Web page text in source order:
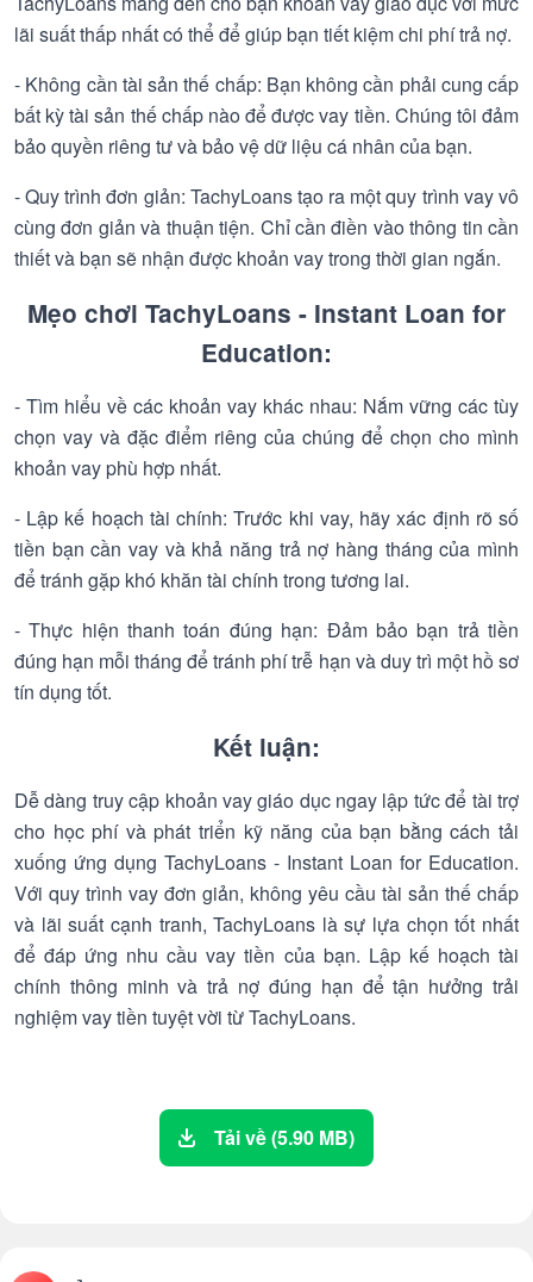
lãi suất thấp nhất có thể để giúp bạn tiết kiệm chi phí trả nợ.
- Không cần tài sản thế chấp: Bạn không cần phải cung cấp
bất kỳ tài sản thế chấp nào để được vay tiền. Chúng tôi đảm
bảo quyền riêng tư và bảo vệ dữ liệu cá nhân của bạn.
- Quy trình đơn giản: TachyLoans tạo ra một quy trình vay vô
cùng đơn giản và thuận tiện. Chỉ cần điền vào thông tin cần
thiết và bạn sẽ nhận được khoản vay trong thời gian ngắn.
Mẹo chơi TachyLoans - Instant Loan for
Education:
- Tìm hiểu về các khoản vay khác nhau: Nắm vững các tùy
chọn vay và đặc điểm riêng của chúng để chọn cho mình
khoản vay phù hợp nhất.
- Lập kế hoạch tài chính: Trước khi vay, hãy xác định rõ số
tiền bạn cần vay và khả năng trả nợ hàng tháng của mình
để tránh gặp khó khăn tài chính trong tương lai.
- Thực hiện thanh toán đúng hạn: Đảm bảo bạn trả tiền
đúng hạn mỗi tháng để tránh phí trễ hạn và duy trì một hồ sơ
tín dụng tốt.
Kết luận:
Dễ dàng truy cập khoản vay giáo dục ngay lập tức để tài trợ
cho học phí và phát triển kỹ năng của bạn bằng cách tải
xuống ứng dụng TachyLoans - Instant Loan for Education.
Với quy trình vay đơn giản, không yêu cầu tài sản thế chấp
và lãi suất cạnh tranh, TachyLoans là sự lựa chọn tốt nhất
để đáp ứng nhu cầu vay tiền của bạn. Lập kế hoạch tài
chính thông minh và trả nợ đúng hạn để tận hưởng trải
nghiệm vay tiền tuyệt vời từ TachyLoans.
Tải về (5.90 MB)